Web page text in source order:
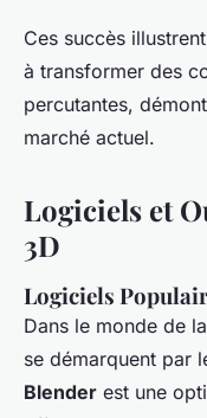
Ces succès
à transformer des
percutantes,
marché actuel.
Logiciels et
3D
Logiciels
Dans le monde de la
se démarquent par
Blender est une